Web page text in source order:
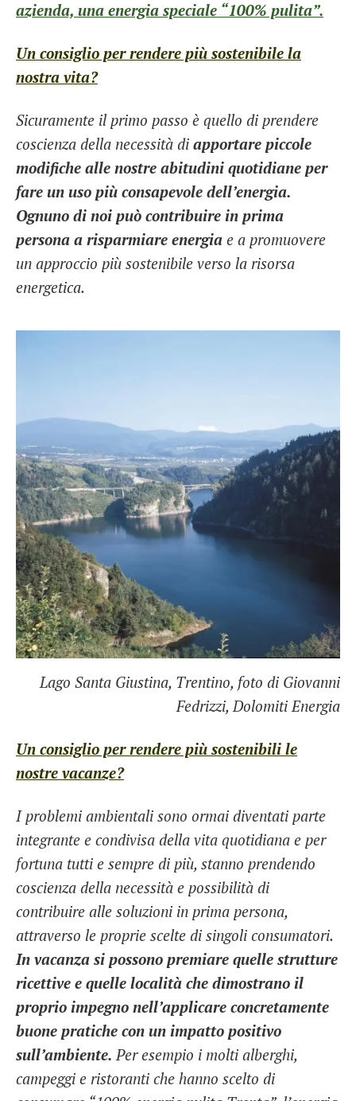
azienda, una energia speciale “100% pulita”.
Un consiglio perrendere più sostenibile la
nostra vita?
Sicuramente il primo passo è quello di prendere
coscienza della necessità di apportare piccole
modifiche alle nostre abitudini quotidiane per
fare un uso più consapevole dell’energia.
Ognuno di noi può contribuire in prima
persona a risparmiare energia e a promuovere
un approccio più sostenibile verso la risorsa
energetica.
Lago Santa Giustina, Trentino, foto di Giovanni
Fedrizzi, Dolomiti Energia
Un consiglio per rendere più sostenibili le
nostre vacanze?
I problemi ambientali sono ormai diventati parte
integrante e condivisa della vita quotidiana e per
fortuna tutti e sempre di più, stanno prendendo
coscienza della necessità e possibilità di
contribuire alle soluzioni in prima persona,
attraverso le proprie scelte di singoli consumatori.
In vacanza si possono premiare quelle strutture
ricettive e quelle località che dimostrano il
proprio impegno nell’applicare concretamente
buone pratiche con un impatto positivo
sull’ambiente. Per esempio i molti alberghi,
campeggi e ristoranti che hanno scelto di